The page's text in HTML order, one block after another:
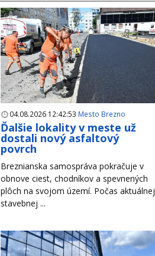
04.08.2026 12:42:53 Mesto Brezno
Ďalšie lokality v meste už
dostali nový asfaltový
povrch
Breznianska samospráva pokračuje v
obnove ciest, chodníkov a spevnených
plôch na svojom území. Počas aktuálnej
stavebnej ...